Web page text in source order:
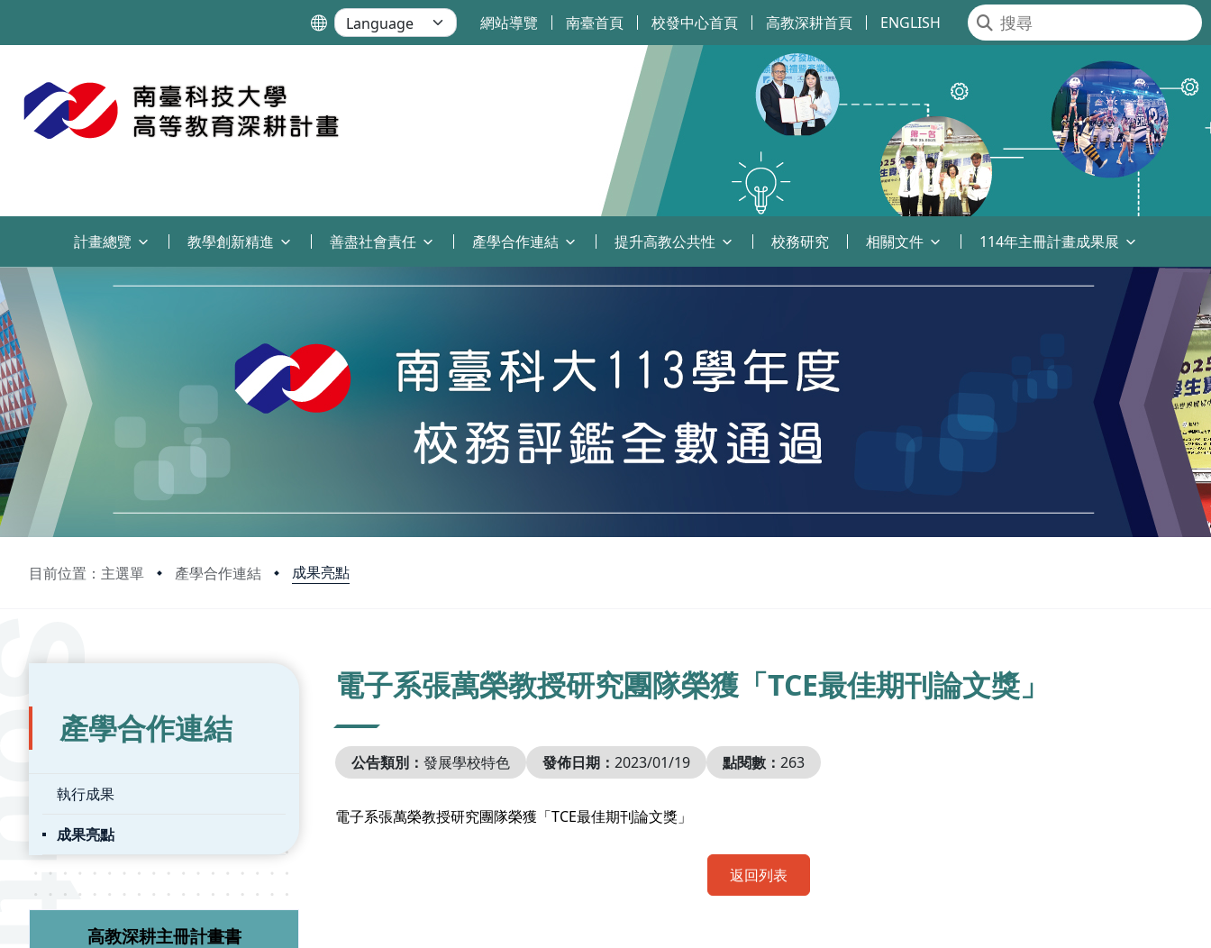
網站導覽 南臺首頁 校發中心首頁 高教深耕首頁 ENGLISH
計畫總覽 教學創新精進 善盡社會責任 產學合作連結 提升高教公共性 校務研究 相關文件 114年主冊計畫成果展
目前位置：主選單 產學合作連結 成果亮點
:::
產學合作連結
執行成果
成果亮點
高教深耕主冊計畫書
電子系張萬榮教授研究團隊榮獲「TCE最佳期刊論文獎」
公告類別： 發展學校特色 發佈日期： 2023/01/19 點閱數： 263
電子系張萬榮教授研究團隊榮獲「TCE最佳期刊論文獎」
返回列表